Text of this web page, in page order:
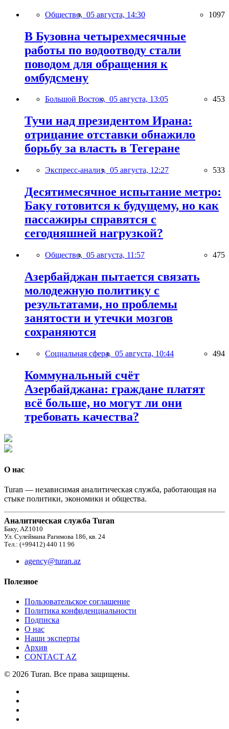
Общество, 05 августа, 14:30 1097
В Бузовна четырехмесячные
работы по водоотводу стали
поводом для обращения к
омбудсмену
Большой Восток, 05 августа, 13:05 453
Тучи над президентом Ирана:
отрицание отставки обнажило
борьбу за власть в Тегеране
Экспресс-анализ, 05 августа, 12:27 533
Десятимесячное испытание метро:
Баку готовится к будущему, но как
пассажиры справятся с
сегодняшней нагрузкой?
Общество, 05 августа, 11:57 475
Азербайджан пытается связать
молодежную политику с
результатами, но проблемы
занятости и утечки мозгов
сохраняются
Социальная сфера, 05 августа, 10:44 494
Коммунальный счёт
Азербайджана: граждане платят
всё больше, но могут ли они
требовать качества?
О нас
Turan — независимая аналитическая служба, работающая на
стыке политики, экономики и общества.
Аналитическая служба Turan
Баку, AZ1010
Ул. Сулеймана Рагимова 186, кв. 24
Тел.: (+99412) 440 11 96
agency@turan.az
Полезное
Пользовательское соглашение
Политика конфиденциальности
Подписка
О нас
Наши эксперты
Архив
CONTACT AZ
© 2026 Turan. Все права защищены.